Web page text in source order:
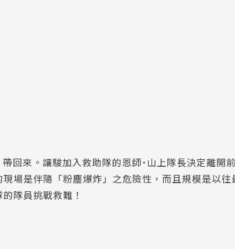
回來。讓駿加入救助隊的恩師˙山上隊長決定離開
場是伴隨「粉塵爆炸」之危險性，而且規模是以
隊員挑戰救難！